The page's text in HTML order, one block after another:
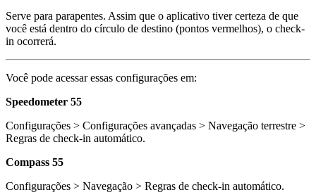
Serve para parapentes. Assim que o aplicativo tiver certeza de que
você está dentro do círculo de destino (pontos vermelhos), o check-
in ocorrerá.
Você pode acessar essas configurações em:
Speedometer 55
Configurações > Configurações avançadas > Navegação terrestre >
Regras de check-in automático.
Compass 55
Configurações > Navegação > Regras de check-in automático.